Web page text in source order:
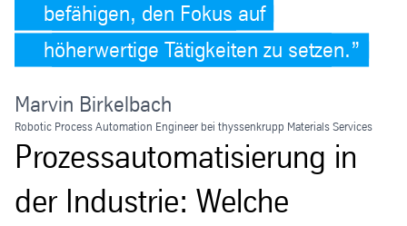
befähigen, den Fokus auf
höherwertige Tätigkeiten zu setzen.
Marvin Birkelbach
Robotic Process Automation Engineer bei thyssenkrupp Materials Services
Prozessautomatisierung in
der Industrie: Welche